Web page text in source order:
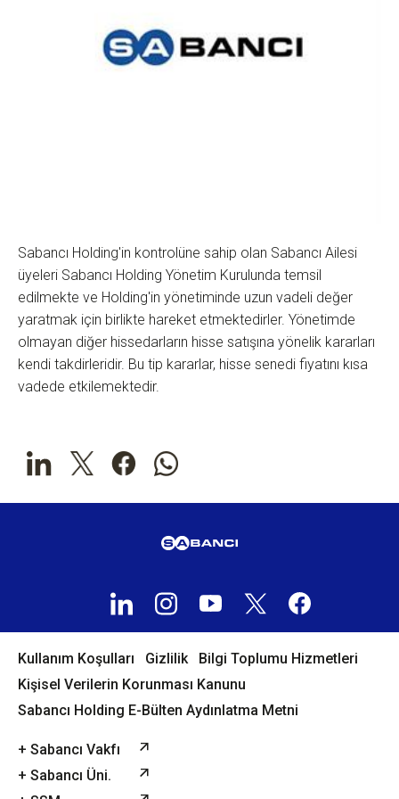
Sabancı Holding'in kontrolüne sahip olan Sabancı Ailesi
üyeleri Sabancı Holding Yönetim Kurulunda temsil
edilmekte ve Holding'in yönetiminde uzun vadeli değer
yaratmak için birlikte hareket etmektedirler. Yönetimde
olmayan diğer hissedarların hisse satışına yönelik kararları
kendi takdirleridir. Bu tip kararlar, hisse senedi fiyatını kısa
vadede etkilemektedir.
Kullanım Koşulları Gizlilik
Bilgi Toplumu Hizmetleri
Kişisel Verilerin Korunması Kanunu
Sabancı Holding E-Bülten Aydınlatma Metni
+ Sabancı Vakfı
+ Sabancı Üni.